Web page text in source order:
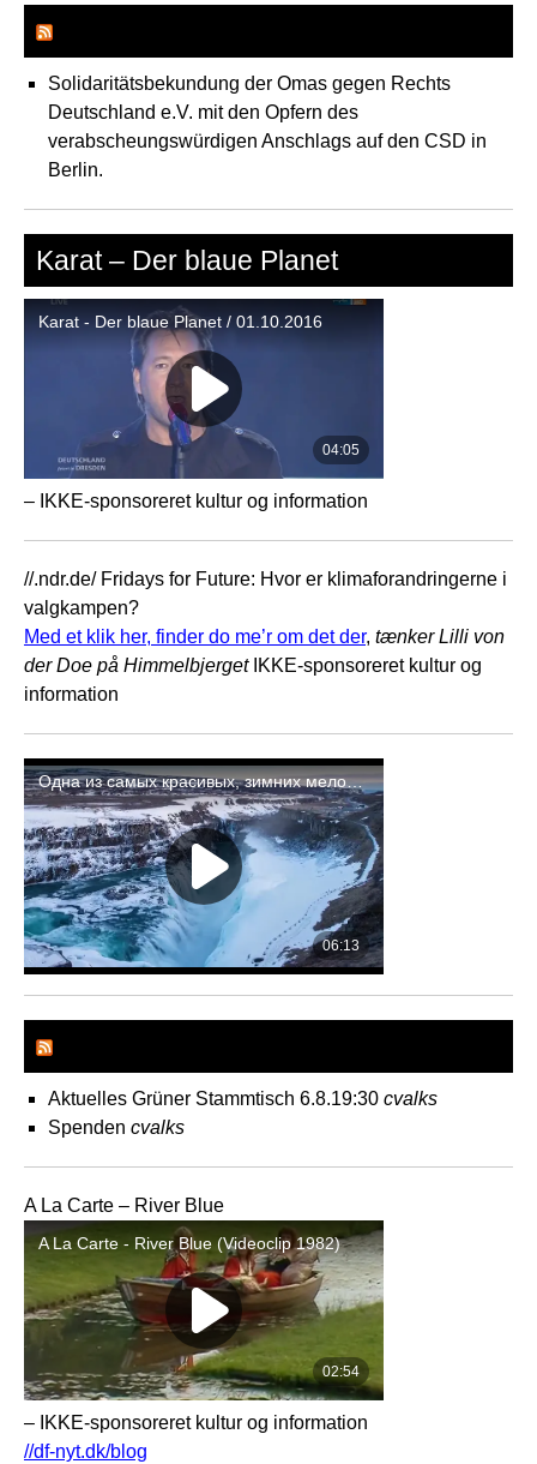
Solidaritätsbekundung der Omas gegen Rechts
Deutschland e.V. mit den Opfern des
verabscheungswürdigen Anschlags auf den CSD in
Berlin.
Karat – Der blaue Planet
– IKKE-sponsoreret kultur og information
//.ndr.de/ Fridays for Future: Hvor er klimaforandringerne i
valgkampen?
Med et klik her, finder do me’r om det der, tænker Lilli von
der Doe på Himmelbjerget IKKE-sponsoreret kultur og
information
Aktuelles Grüner Stammtisch 6.8.19:30 cvalks
Spenden cvalks
A La Carte – River Blue
– IKKE-sponsoreret kultur og information
//df-nyt.dk/blog